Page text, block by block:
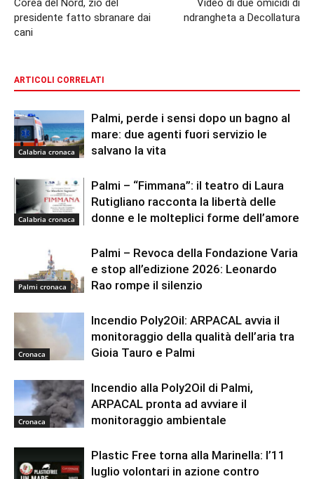
presidente fatto sbranare dai
cani
ndrangheta a Decollatura
ARTICOLI CORRELATI
Calabria cronaca
Palmi, perde i sensi dopo un bagno al
mare: due agenti fuori servizio le
salvano la vita
Calabria cronaca
Palmi – “Fimmana”: il teatro di Laura
Rutigliano racconta la libertà delle
donne e le molteplici forme dell’amore
Palmi cronaca
Palmi – Revoca della Fondazione Varia
e stop all’edizione 2026: Leonardo
Rao rompe il silenzio
Cronaca
Incendio Poly2Oil: ARPACAL avvia il
monitoraggio della qualità dell’aria tra
Gioia Tauro e Palmi
Cronaca
Incendio alla Poly2Oil di Palmi,
ARPACAL pronta ad avviare il
monitoraggio ambientale
Plastic Free torna alla Marinella: l’11
luglio volontari in azione contro